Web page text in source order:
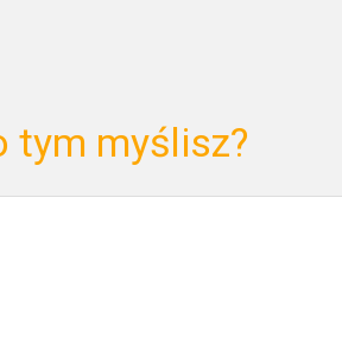
tym myślisz?